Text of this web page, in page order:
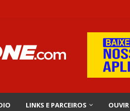
LINKS E PARCEIROS